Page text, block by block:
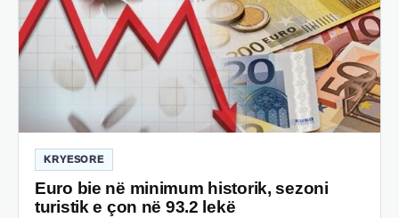
KRYESORE
Euro bie në minimum historik, sezoni
turistik e çon në 93.2 lekë